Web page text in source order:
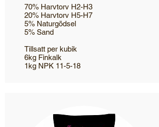
70% Harvtorv H2-H3
20% Harvtorv H5-H7
5% Naturgödsel
5% Sand
Tillsatt per kubik
6kg Finkalk
1kg NPK 11-5-18